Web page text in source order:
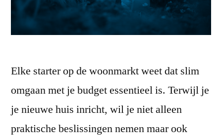
Elke starter op de woonmarkt weet dat slim
omgaan met je budget essentieel is. Terwijl je
je nieuwe huis inricht, wil je niet alleen
praktische beslissingen nemen maar ook